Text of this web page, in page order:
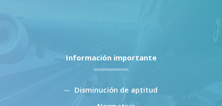
Información importante
Disminución de aptitud